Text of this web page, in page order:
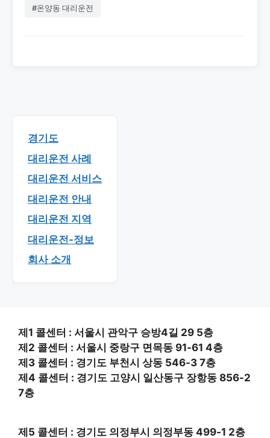
#온양동 대리운전
경기도
대리운전 사례
대리운전 서비스
대리운전 안내
대리운전 지역
대리운전-정보
회사 소개
제1 콜센터 : 서울시 관악구 승방4길 29 5층
제2 콜센터 : 서울시 중랑구 면목동 91-61 4층
제3 콜센터 : 경기도 부천시 상동 546-3 7층
제4 콜센터 : 경기도 고양시 일산동구 장항동 856-2
7층
제5 콜센터 : 경기도 의정부시 의정부동 499-1 2층